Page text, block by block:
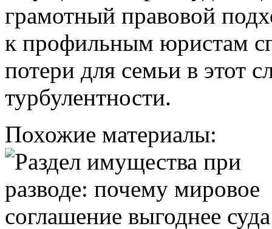
грамотный правовой
к профильным юристам
потери для семьи в этот
турбулентности.
Похожие материалы: